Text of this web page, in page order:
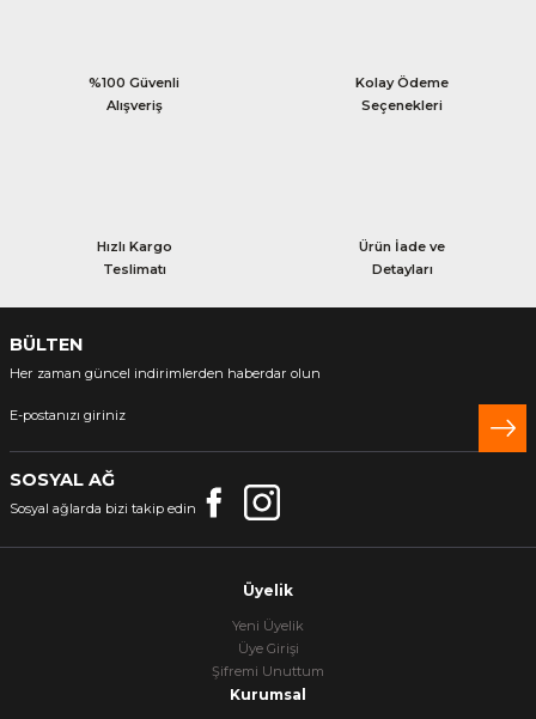
%100 Güvenli
Alışveriş
Kolay Ödeme
Seçenekleri
Hızlı Kargo
Teslimatı
Ürün İade ve
Detayları
BÜLTEN
Her zaman güncel indirimlerden haberdar olun
SOSYAL AĞ
Sosyal ağlarda bizi takip edin
Üyelik
Yeni Üyelik
Üye Girişi
Şifremi Unuttum
Kurumsal